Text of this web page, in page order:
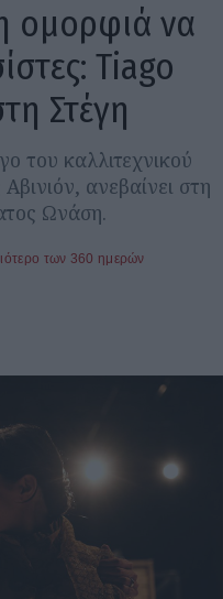
ομορφιά να
Tiago
Στέγη
του καλλιτεχνικού
ανεβαίνει στη
Ωνάση.
των 360 ημερών